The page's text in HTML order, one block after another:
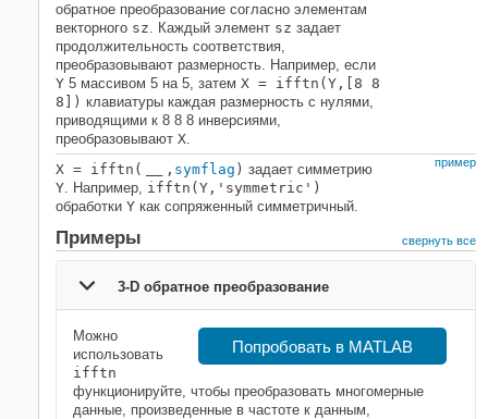
обратное преобразование согласно элементам
векторного sz. Каждый элемент sz задает
продолжительность соответствия,
преобразовывают размерность. Например, если
Y 5 массивом 5 на 5, затем X = ifftn(Y,[8 8
8]) клавиатуры каждая размерность с нулями,
приводящими к 8 8 8 инверсиями,
преобразовывают X.
пример
X = ifftn( , symflag ) задает симметрию
Y. Например, ifftn(Y,'symmetric')
обработки Y как сопряженный симметричный.
Примеры свернуть все
3-D обратное преобразование
Попробовать в MATLAB
Можно
использовать
ifftn
функционируйте, чтобы преобразовать многомерные
данные, произведенные в частоте к данным,